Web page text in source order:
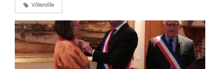
Villerville